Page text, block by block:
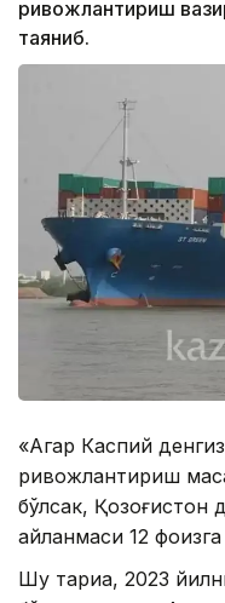
ривожлантириш
таяниб.
«Агар Каспий
ривожлантириш
бўлсак, Қозоғистон
айланмаси 12
Шу тариқа, 2023